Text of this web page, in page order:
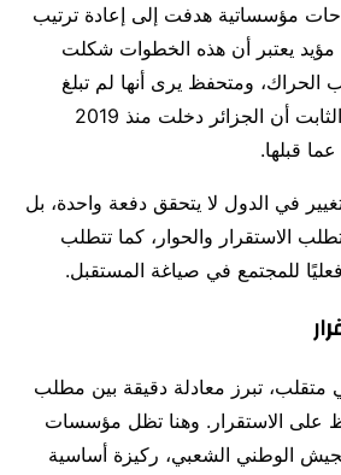
مؤسساتية هدفت إلى إعادة ترتيب
يعتبر أن هذه الخطوات شكلت
الحراك، ومتحفظ يرى أنها لم تبلغ
سقف التطلعات، يبقى الثابت أن الجزائر دخلت منذ 2019
قبلها.
في الدول لا يتحقق دفعة واحدة، بل
الاستقرار والحوار، كما تتطلب
للمجتمع في صياغة المستقبل.
تبرز معادلة دقيقة بين مطلب
على الاستقرار. وهنا تظل مؤسسات
الوطني الشعبي، ركيزة أساسية